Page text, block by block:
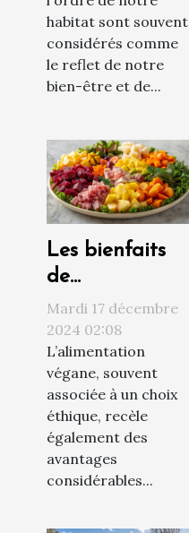
habitat sont souvent
considérés comme
le reflet de notre
bien-être et de...
Les bienfaits
de
l'alimentation
végane sur la
santé et
l'environnement
Mardi 17 décembre
2024 02:08
L’alimentation
végane, souvent
associée à un choix
éthique, recèle
également des
avantages
considérables...